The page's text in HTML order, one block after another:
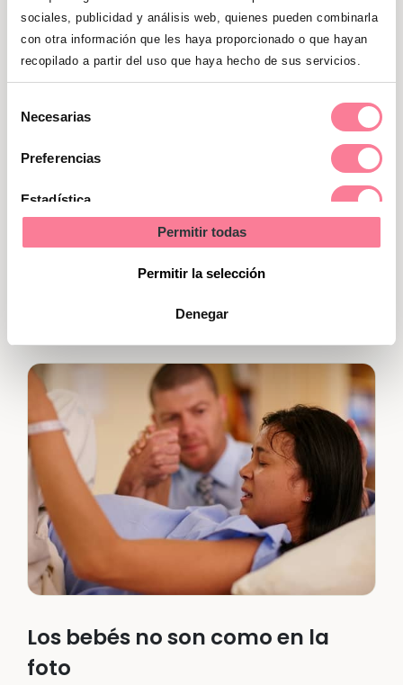
sociales, publicidad y análisis web, quienes pueden combinarla
con otra información que les haya proporcionado o que hayan
recopilado a partir del uso que haya hecho de sus servicios.
Necesarias
Preferencias
Estadística
Permitir todas
Permitir la selección
Denegar
supuesto, no pasa nada.
Tras el nacimiento, aún queda
expulsar la placenta
Puede que pienses que lo peor ya ha
pasado cuando por fin nazca el bebé y
veas su preciosa cara. Y tendrás razón: ya
no sufrirás el dolor de las últimas
expulsar la placenta, que serán un par de
Saldrá sin dificultad.
Los bebés no son como en la
foto